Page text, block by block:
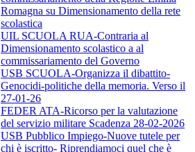
Romagna su Dimensionamento della rete
scolastica
UIL SCUOLA RUA-Contraria al
Dimensionamento scolastico a al
commissariamento del Governo
USB SCUOLA-Organizza il dibattito-
Genocidi-politiche della memoria. Verso il
27-01-26
FEDER ATA-Ricorso per la valutazione
del servizio militare Scadenza 28-02-2026
USB Pubblico Impiego-Nuove tutele per
chi è iscritto- Riprendiamoci quel che è